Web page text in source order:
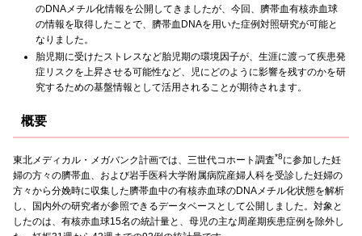
のDNAメチル化情報を公開してきましたが、今回、臍帯血有核赤血球
の情報を取得したことで、臍帯血DNAを用いた症例対照研究が可能と
なりました。
胎児期に受けたストレスなど胎児期の環境因子が、生涯に渡って疾患発
症リスクを上昇させる可能性など、児にどのように影響を残すのかを研
究するための基盤情報として活用されることが期待されます。
概要
東北メディカル・メガバンク計画では、三世代コホート調査*8に参加した妊
婦の方々の臍帯血、および岩手医科大学附属病院産婦人科を受診した妊婦の
方々から分娩時に収集した臍帯血中の有核赤血球のDNAメチル化状態を解析
し、国内外の研究者が参照できるデータベースとして公開しました。対象と
したのは、有核赤血球15名の統計量と、母児の主な周産期疾患症例を除外し